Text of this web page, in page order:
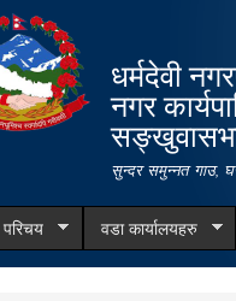
धर्मदेवी
नगर
सुन्दर समुन्नत गाउ,
परिचय वडा कार्यालयहरु